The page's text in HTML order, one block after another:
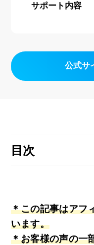
サポート内容
公式サ
目次
＊この記事はアフ
います。
＊お客様の声の一